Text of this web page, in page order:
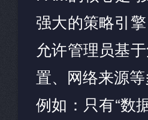
强大的策略引
允许管理员基
置、网络来源
例如：只有“数